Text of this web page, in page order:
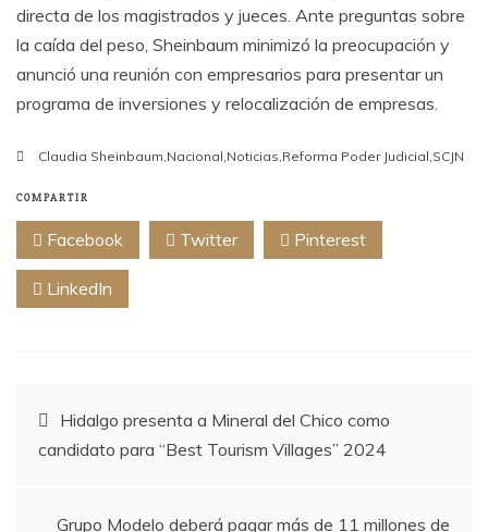
directa de los magistrados y jueces. Ante preguntas sobre
la caída del peso, Sheinbaum minimizó la preocupación y
anunció una reunión con empresarios para presentar un
programa de inversiones y relocalización de empresas.
Claudia Sheinbaum Nacional Noticias Reforma Poder Judicial SCJN
COMPARTIR
Facebook Twitter Pinterest
LinkedIn
Navegación
de
Hidalgo presenta a Mineral del Chico como
candidato para “Best Tourism Villages” 2024
Grupo Modelo deberá pagar más de 11 millones de